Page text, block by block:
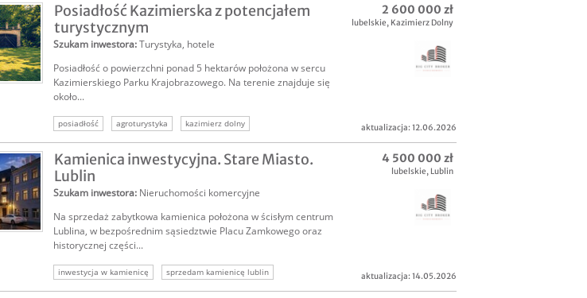
składowanie
Posiadłość Kazimierska z potencjałem
turystycznym
Szukam inwestora:Turystyka, hotele
Posiadłość o powierzchni ponad 5 hektarów położona w sercu
Kazimierskiego Parku Krajobrazowego. Na terenie znajduje się
około...
posiadłość agroturystyka kazimierz dolny
2 600 000 zł
lubelskie, Kazimierz Dolny
aktualizacja: 12.06.2026
Kamienica inwestycyjna. Stare Miasto.
Lublin
Szukam inwestora: Nieruchomości komercyjne
Na sprzedaż zabytkowa kamienica położona w ścisłym centrum
Lublina, w bezpośrednim sąsiedztwie Placu Zamkowego oraz
historycznej części...
inwestycja w kamienicę
sprzedam kamienicę lublin
stare miasto lublin
nieruchomość komercyjna
4 500 000 zł
lubelskie, Lublin
aktualizacja: 14.05.2026